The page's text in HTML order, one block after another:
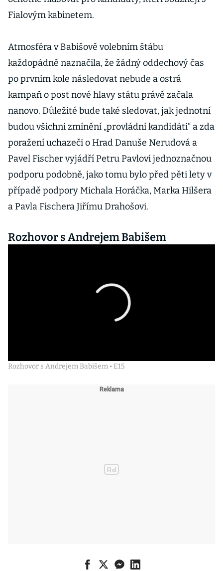
Fialovým kabinetem.
Atmosféra v Babišově volebním štábu
každopádně naznačila, že žádný oddechový čas
po prvním kole následovat nebude a ostrá
kampaň o post nové hlavy státu právě začala
nanovo. Důležité bude také sledovat, jak jednotní
budou všichni zmínění „provládní kandidáti“ a zda
poražení uchazeči o Hrad Danuše Nerudová a
Pavel Fischer vyjádří Petru Pavlovi jednoznačnou
podporu podobně, jako tomu bylo před pěti lety v
případě podpory Michala Horáčka, Marka Hilšera
a Pavla Fischera Jiřímu Drahošovi.
Rozhovor s Andrejem Babišem
Rozhovor s Andrejem Babišem • E15